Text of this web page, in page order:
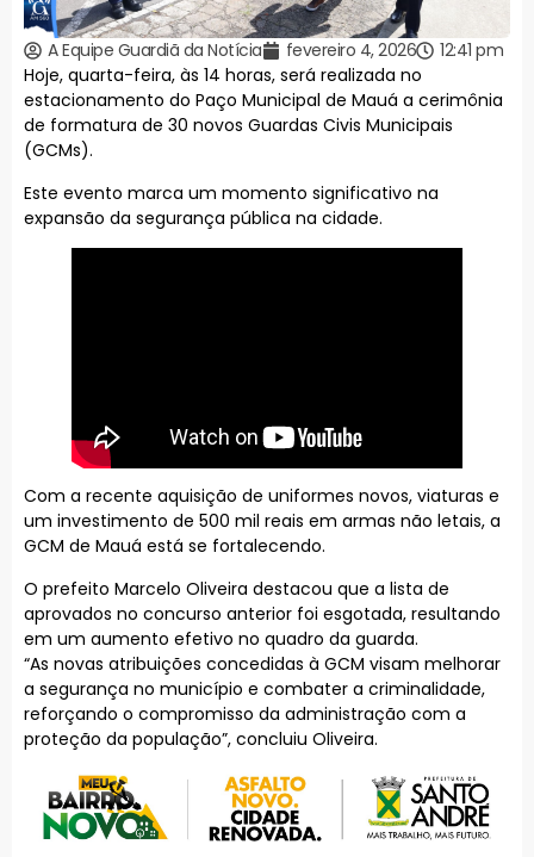
A Equipe Guardiã da Notícia fevereiro 4, 2026
12:41 pm
Hoje, quarta-feira, às 14 horas, será realizada no
estacionamento do Paço Municipal de Mauá a cerimônia
de formatura de 30 novos Guardas Civis Municipais
(GCMs).
Este evento marca um momento significativo na
expansão da segurança pública na cidade.
Com a recente aquisição de uniformes novos, viaturas e
um investimento de 500 mil reais em armas não letais, a
GCM de Mauá está se fortalecendo.
O prefeito Marcelo Oliveira destacou que a lista de
aprovados no concurso anterior foi esgotada, resultando
em um aumento efetivo no quadro da guarda.
“As novas atribuições concedidas à GCM visam melhorar
a segurança no município e combater a criminalidade,
reforçando o compromisso da administração com a
proteção da população”, concluiu Oliveira.